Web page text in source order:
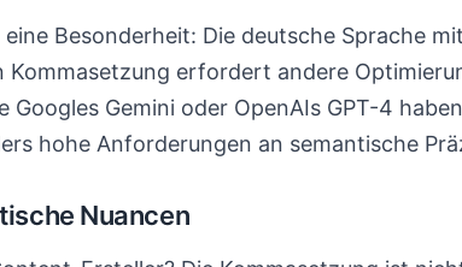
Besonderheit: Die deutsche Sprache
erfordert andere
Googles Gemini oder OpenAIs GPT-4
hohe Anforderungen an semantische
Nuancen